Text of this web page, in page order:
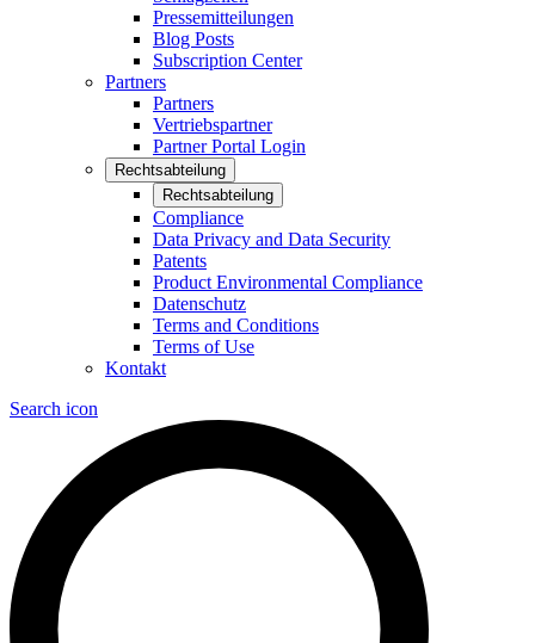
Pressemitteilungen
Blog Posts
Subscription Center
Partners
Partners
Vertriebspartner
Partner Portal Login
Rechtsabteilung
Rechtsabteilung
Compliance
Data Privacy and Data Security
Patents
Product Environmental Compliance
Datenschutz
Terms and Conditions
Terms of Use
Kontakt
Search icon